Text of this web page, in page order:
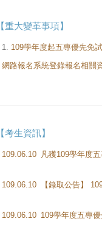
【重大變革事項】
1. 109學年度起五專優先免
網路報名系統登錄報名相關
【考生資訊】
109.06.10
109.06.10 【錄取公告】
109.06.10